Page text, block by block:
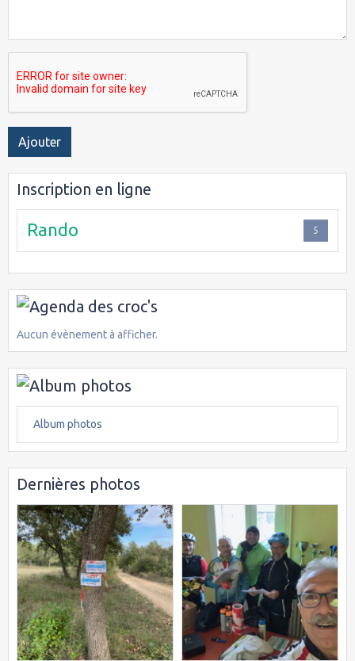
Ajouter
Inscription en ligne
Rando 5
Aucun évènement à afficher.
Album photos
Dernières photos